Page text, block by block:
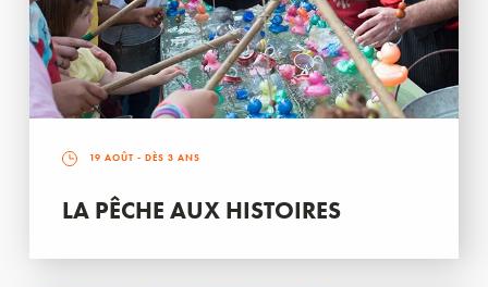
19 AOÛT - DÈS 3 ANS
LA PÊCHE AUX HISTOIRES